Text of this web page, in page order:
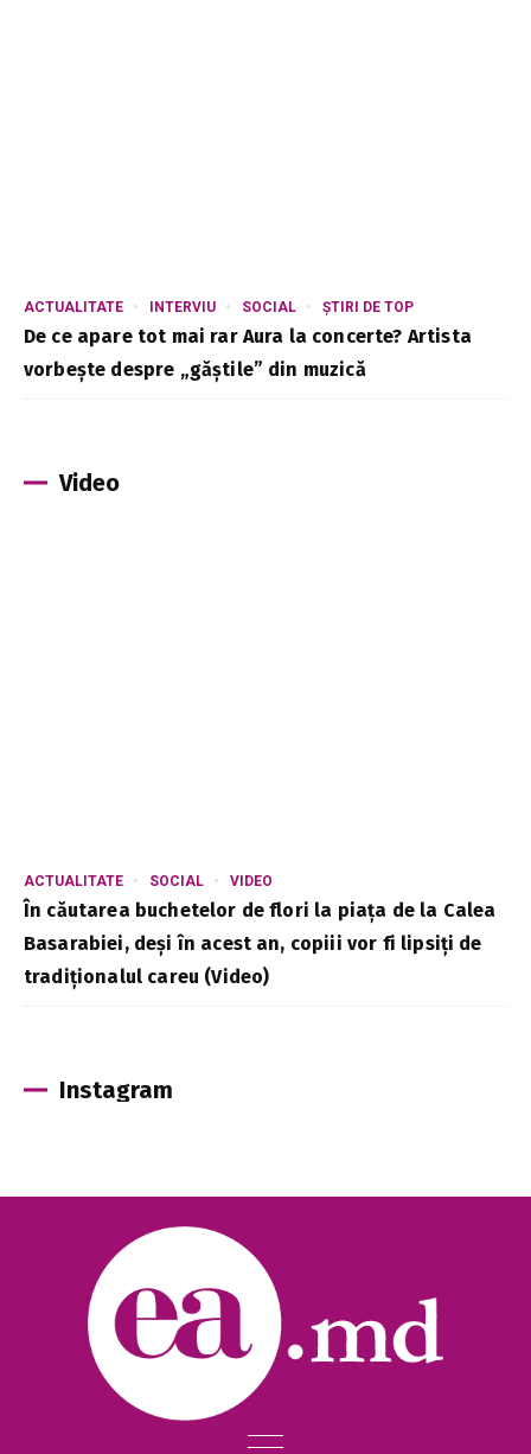
ACTUALITATE INTERVIU SOCIAL ȘTIRI DE TOP
De ce apare tot mai rar Aura la concerte? Artista
vorbește despre „găștile” din muzică
Video
ACTUALITATE SOCIAL VIDEO
În căutarea buchetelor de flori la piața de la Calea
Basarabiei, deși în acest an, copiii vor fi lipsiți de
tradiționalul careu (Video)
Instagram